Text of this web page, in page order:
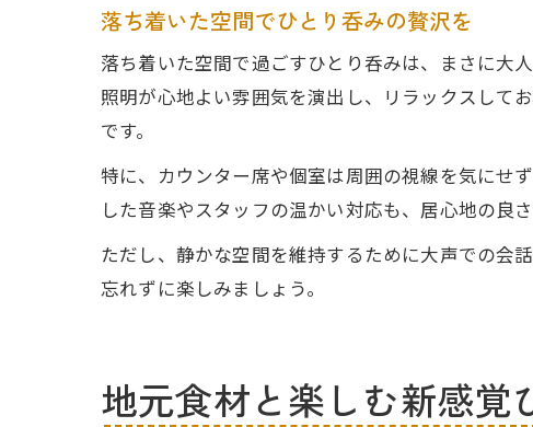
落ち着いた空間でひとり呑みの贅沢を
落ち着いた空間で過ごすひとり呑みは、まさに大
照明が心地よい雰囲気を演出し、リラックスして
です。
特に、カウンター席や個室は周囲の視線を気にせ
した音楽やスタッフの温かい対応も、居心地の良
ただし、静かな空間を維持するために大声での会
忘れずに楽しみましょう。
地元食材と楽しむ新感覚